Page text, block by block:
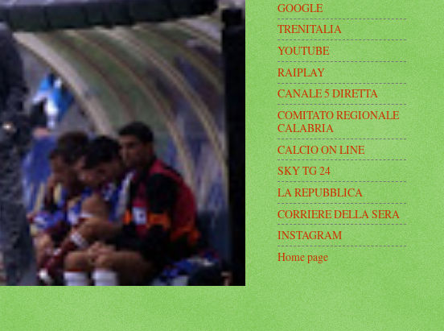
GOOGLE
TRENITALIA
YOUTUBE
RAIPLAY
CANALE 5 DIRETTA
COMITATO REGIONALE
CALABRIA
CALCIO ON LINE
SKY TG 24
LA REPUBBLICA
CORRIERE DELLA SERA
INSTAGRAM
Home page